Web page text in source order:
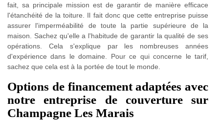
fait, sa principale mission est de garantir de manière efficace
l'étanchéité de la toiture. Il fait donc que cette entreprise puisse
assurer l'imperméabilité de toute la partie supérieure de la
maison. Sachez qu'elle a l'habitude de garantir la qualité de ses
opérations. Cela s'explique par les nombreuses années
d'expérience dans le domaine. Pour ce qui concerne le tarif,
sachez que cela est à la portée de tout le monde.
Options de financement adaptées avec
notre entreprise de couverture sur
Champagne Les Marais